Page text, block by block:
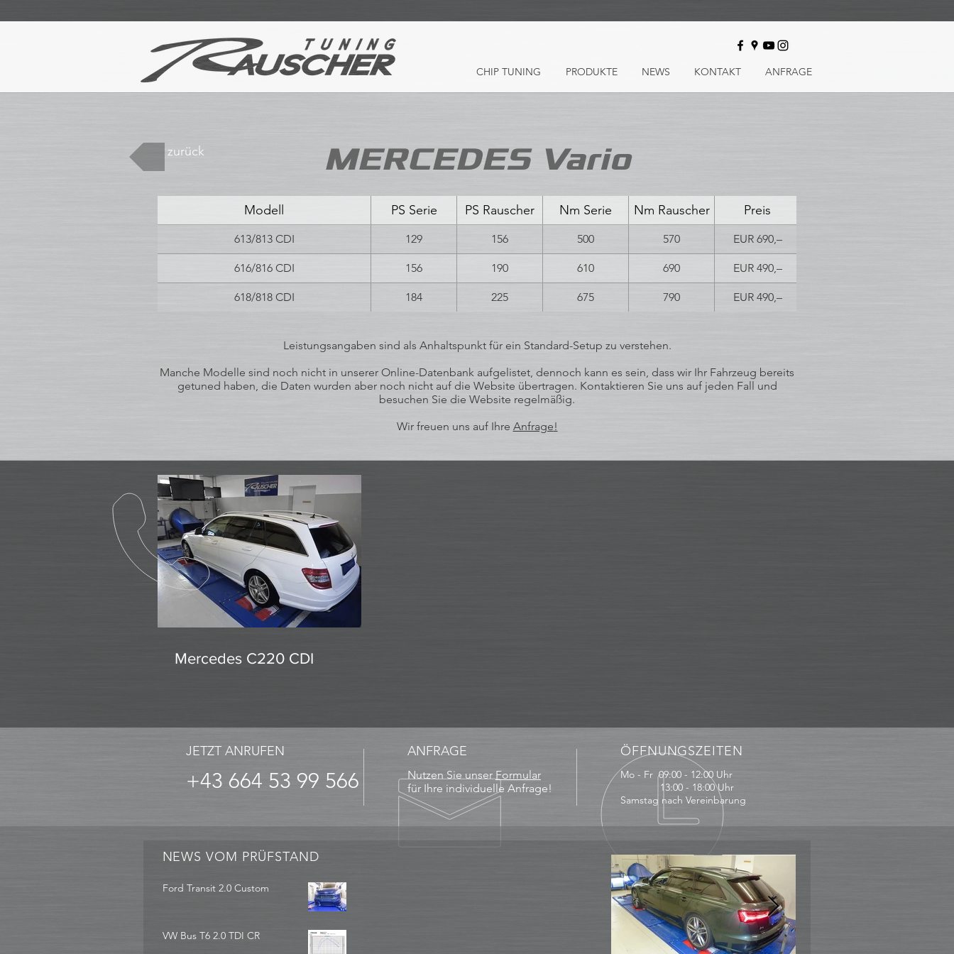
CHIP TUNING PRODUKTE NEWS KONTAKT ANFRAGE
MERCEDES Vario
Modell PS Serie PS Rauscher Nm Serie Nm Rauscher Preis
613/813 CDI 129 156 500 570 EUR 690,–
616/816 CDI 156 190 610 690 EUR 490,–
618/818 CDI 184 225 675 790 EUR 490,–
Leistungsangaben sind als Anhaltspunkt für ein Standard-Setup zu verstehen.
Manche Modelle sind noch nicht in unserer Online-Datenbank aufgelistet, dennoch kann es sein, dass wir Ihr Fahrzeug bereits
getuned haben, die Daten wurden aber noch nicht auf die Website übertragen. Kontaktieren Sie uns auf jeden Fall und
besuchen Sie die Website regelmäßig.
Wir freuen uns auf Ihre Anfrage!
zurück
Mercedes C220 CDI
JETZT ANRUFEN
+43 664 53 99 566
ANFRAGE
Nutzen Sie unser Formular
für Ihre individuelle Anfrage!
ÖFFNUNGSZEITEN
Mo - Fr 09:00 - 12:00 Uhr
13:00 - 18:00 Uhr
Samstag nach Vereinbarung
NEWS VOM PRÜFSTAND
Ford Transit 2.0 Custom
VW Bus T6 2.0 TDI CR